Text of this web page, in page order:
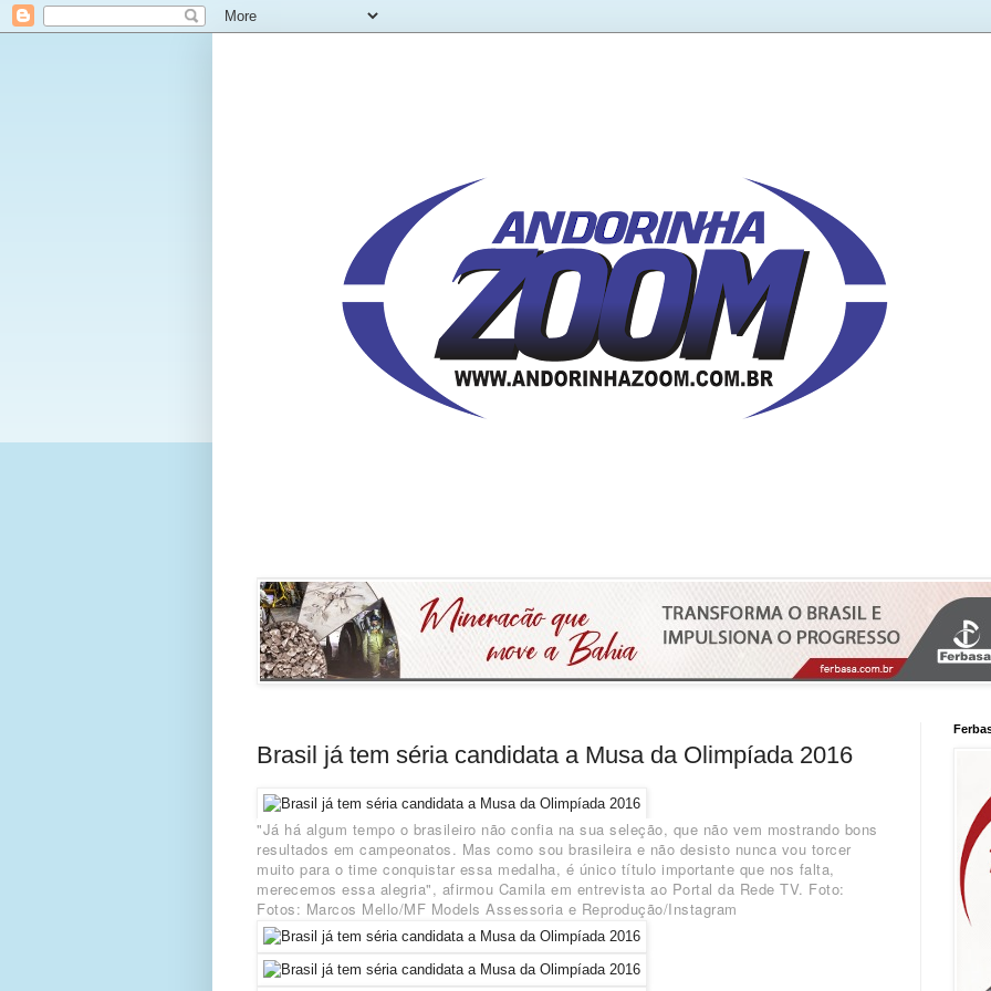
Brasil já tem séria candidata a Musa da Olimpíada 2016
"Já há algum tempo o brasileiro não confia na sua seleção, que não vem mostrando bons
resultados em campeonatos. Mas como sou brasileira e não desisto nunca vou torcer
muito para o time conquistar essa medalha, é único título importante que nos falta,
merecemos essa alegria", afirmou Camila em entrevista ao Portal da Rede TV. Foto:
Fotos: Marcos Mello/MF Models Assessoria e Reprodução/Instagram